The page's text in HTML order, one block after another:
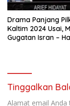
Drama Panjang
Kaltim 2024 Usai,
Gugatan Isran –
Tinggalkan
Alamat email Anda